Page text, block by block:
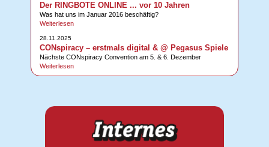
Der RINGBOTE ONLINE ... vor 10 Jahren
Was hat uns im Januar 2016 beschäftig?
Weiterlesen
28.11.2025
CONspiracy – erstmals digital & @ Pegasus Spiele
Nächste CONspiracy Convention am 5. & 6. Dezember
Weiterlesen